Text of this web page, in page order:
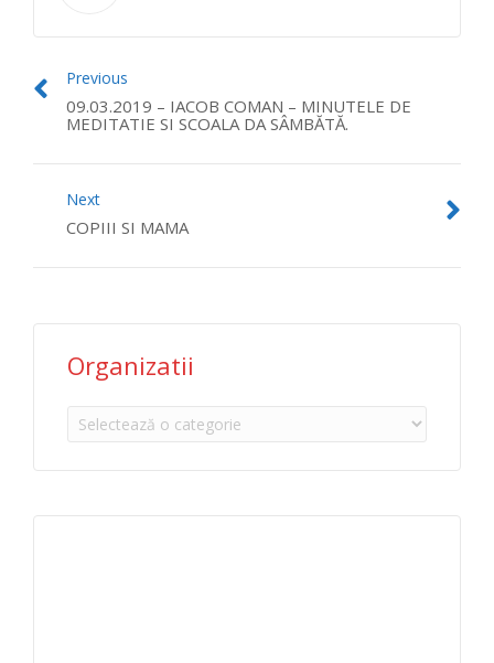
Previous
09.03.2019 – IACOB COMAN – MINUTELE DE
MEDITATIE SI SCOALA DA SÂMBĂTĂ.
Next
COPIII SI MAMA
Organizatii
Organizatii